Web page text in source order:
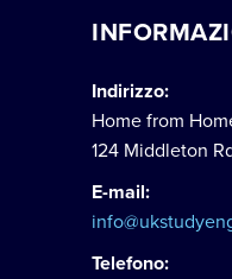
Indirizzo:
Home from
124 Middleton
E-mail:
Telefono: